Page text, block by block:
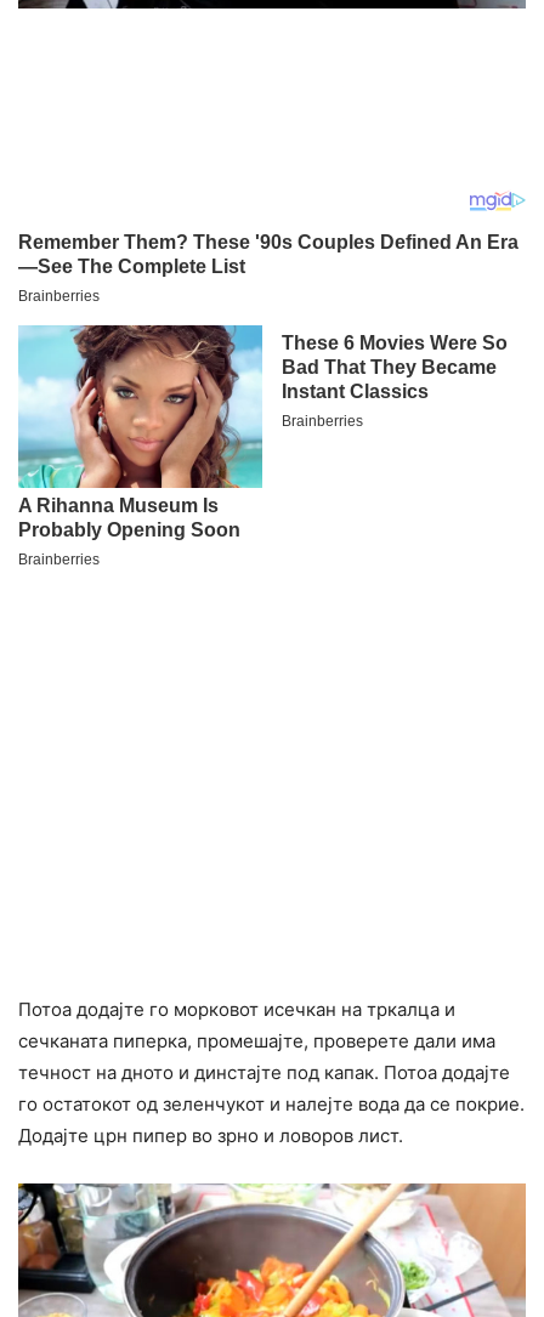
Потоа додајте го морковот исечкан на тркалца и
сечканата пиперка, промешајте, проверете дали има
течност на дното и динстајте под капак. Потоа додајте
го остатокот од зеленчукот и налејте вода да се покрие.
Додајте црн пипер во зрно и ловоров лист.